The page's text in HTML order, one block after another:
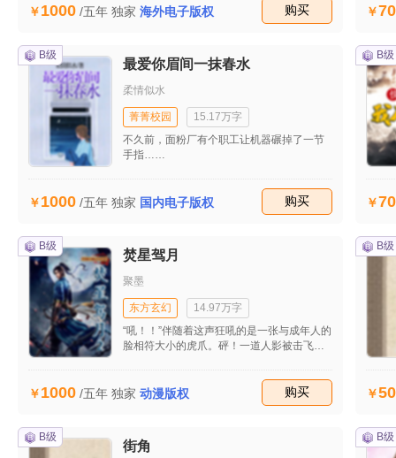
伸。威武的城门，早就焕然一新，只有城墙
上还残留兵器割划过的痕迹，道道触目惊
一片朦胧的湿潮之中，呈现以往同样的祥
和。家家门户紧闭，街道微风清扫，等待新
的一日的到临。
1000 /五年 独家 海外电子版权 购买
B级
最爱你眉间一抹春水
柔情似水
菁菁校园
15.17万字
不久前，面粉厂有个职工让机器碾掉了一节
手指……
1000 /五年 独家 国内电子版权 购买
B级
B级
焚星驾月
聚墨
东方玄幻
14.97万字
“吼！！”伴随着这声狂吼的是一张与成年人的
脸相符大小的虎爪。砰！一道人影被击飞了
有这么狼狈过了吗的居然撞上了一头翼虎。
麻烦死了，居然想靠肉体力量斩杀都不行，
个看上去只有18岁左右的少年自语道。此时
他与肩齐长的头发下的脸依然保持着洁白，
1000 /五年 独家 动漫版权 购买
B级
B级
街角
B级